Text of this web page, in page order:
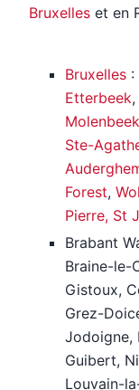
Bruxelles et en
Bruxelles :
Etterbeek,
Ste-
Forest,
Pierre, St
Brabant
Braine-le-
Gistoux,
Grez-
Jodoigne,
Guibert,
Louvain-